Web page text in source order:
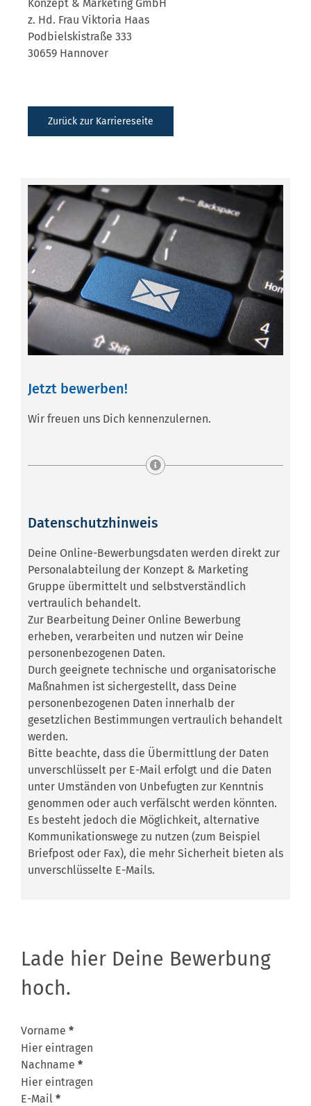
Konzept & Marketing GmbH
z. Hd. Frau Viktoria Haas
Podbielskistraße 333
30659 Hannover
Zurück zur Karriereseite
Jetzt bewerben!
Wir freuen uns Dich kennenzulernen.
Datenschutzhinweis
Deine Online-Bewerbungsdaten werden direkt zur
Personalabteilung der Konzept & Marketing
Gruppe übermittelt und selbstverständlich
vertraulich behandelt.
Zur Bearbeitung Deiner Online Bewerbung
erheben, verarbeiten und nutzen wir Deine
personenbezogenen Daten.
Durch geeignete technische und organisatorische
Maßnahmen ist sichergestellt, dass Deine
personenbezogenen Daten innerhalb der
gesetzlichen Bestimmungen vertraulich behandelt
werden.
Bitte beachte, dass die Übermittlung der Daten
unverschlüsselt per E-Mail erfolgt und die Daten
unter Umständen von Unbefugten zur Kenntnis
genommen oder auch verfälscht werden könnten.
Es besteht jedoch die Möglichkeit, alternative
Kommunikationswege zu nutzen (zum Beispiel
Briefpost oder Fax), die mehr Sicherheit bieten als
unverschlüsselte E-Mails.
Lade hier Deine Bewerbung
hoch.
Vorname *
Nachname *
E-Mail *